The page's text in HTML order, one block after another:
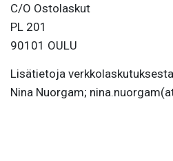
C/O Ostolaskut
PL 201
90101 OULU
Lisätietoja
Nina Nuorgam;